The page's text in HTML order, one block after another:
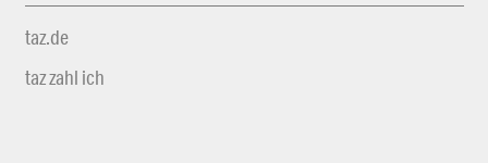
taz.de
taz zahl ich